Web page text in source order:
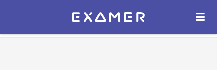
Экзамер — ЕГЭ 2027
ОТКРЫТЬ